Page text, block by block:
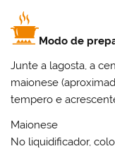
Modo de
Junte a lagosta, a
maionese
tempero e
Maionese
No liquidificador,